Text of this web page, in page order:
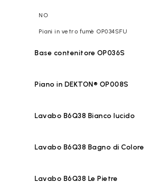
NO
Piani in vetro fumè OP034SFU
Base contenitore OP036S
Piano in DEKTON® OP008S
Lavabo B6Q38 Bianco lucido
Lavabo B6Q38 Bagno di Colore
Lavabo B6Q38 Le Pietre